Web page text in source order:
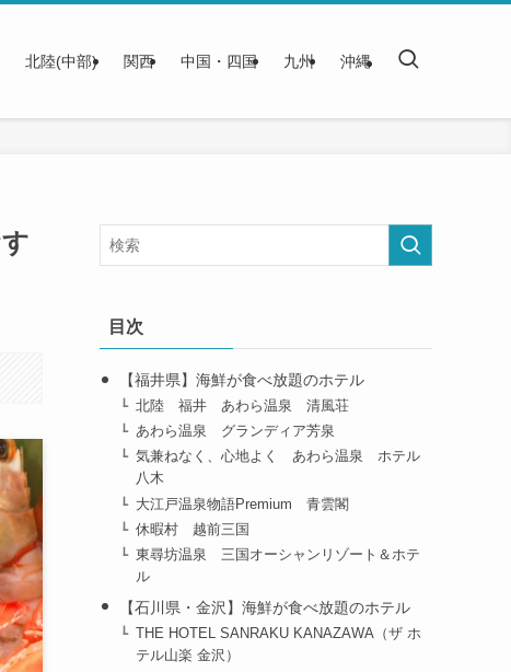
北陸(中部) 関西 中国・四国 九州 沖縄
目次
【福井県】海鮮が食べ放題のホテル
北陸 福井 あわら温泉 清風荘
あわら温泉 グランディア芳泉
気兼ねなく、心地よく あわら温泉 ホテル
八木
大江戸温泉物語Premium 青雲閣
休暇村 越前三国
東尋坊温泉 三国オーシャンリゾート＆ホテ
ル
【石川県・金沢】海鮮が食べ放題のホテル
THE HOTEL SANRAKU KANAZAWA（ザ ホ
テル山楽 金沢）